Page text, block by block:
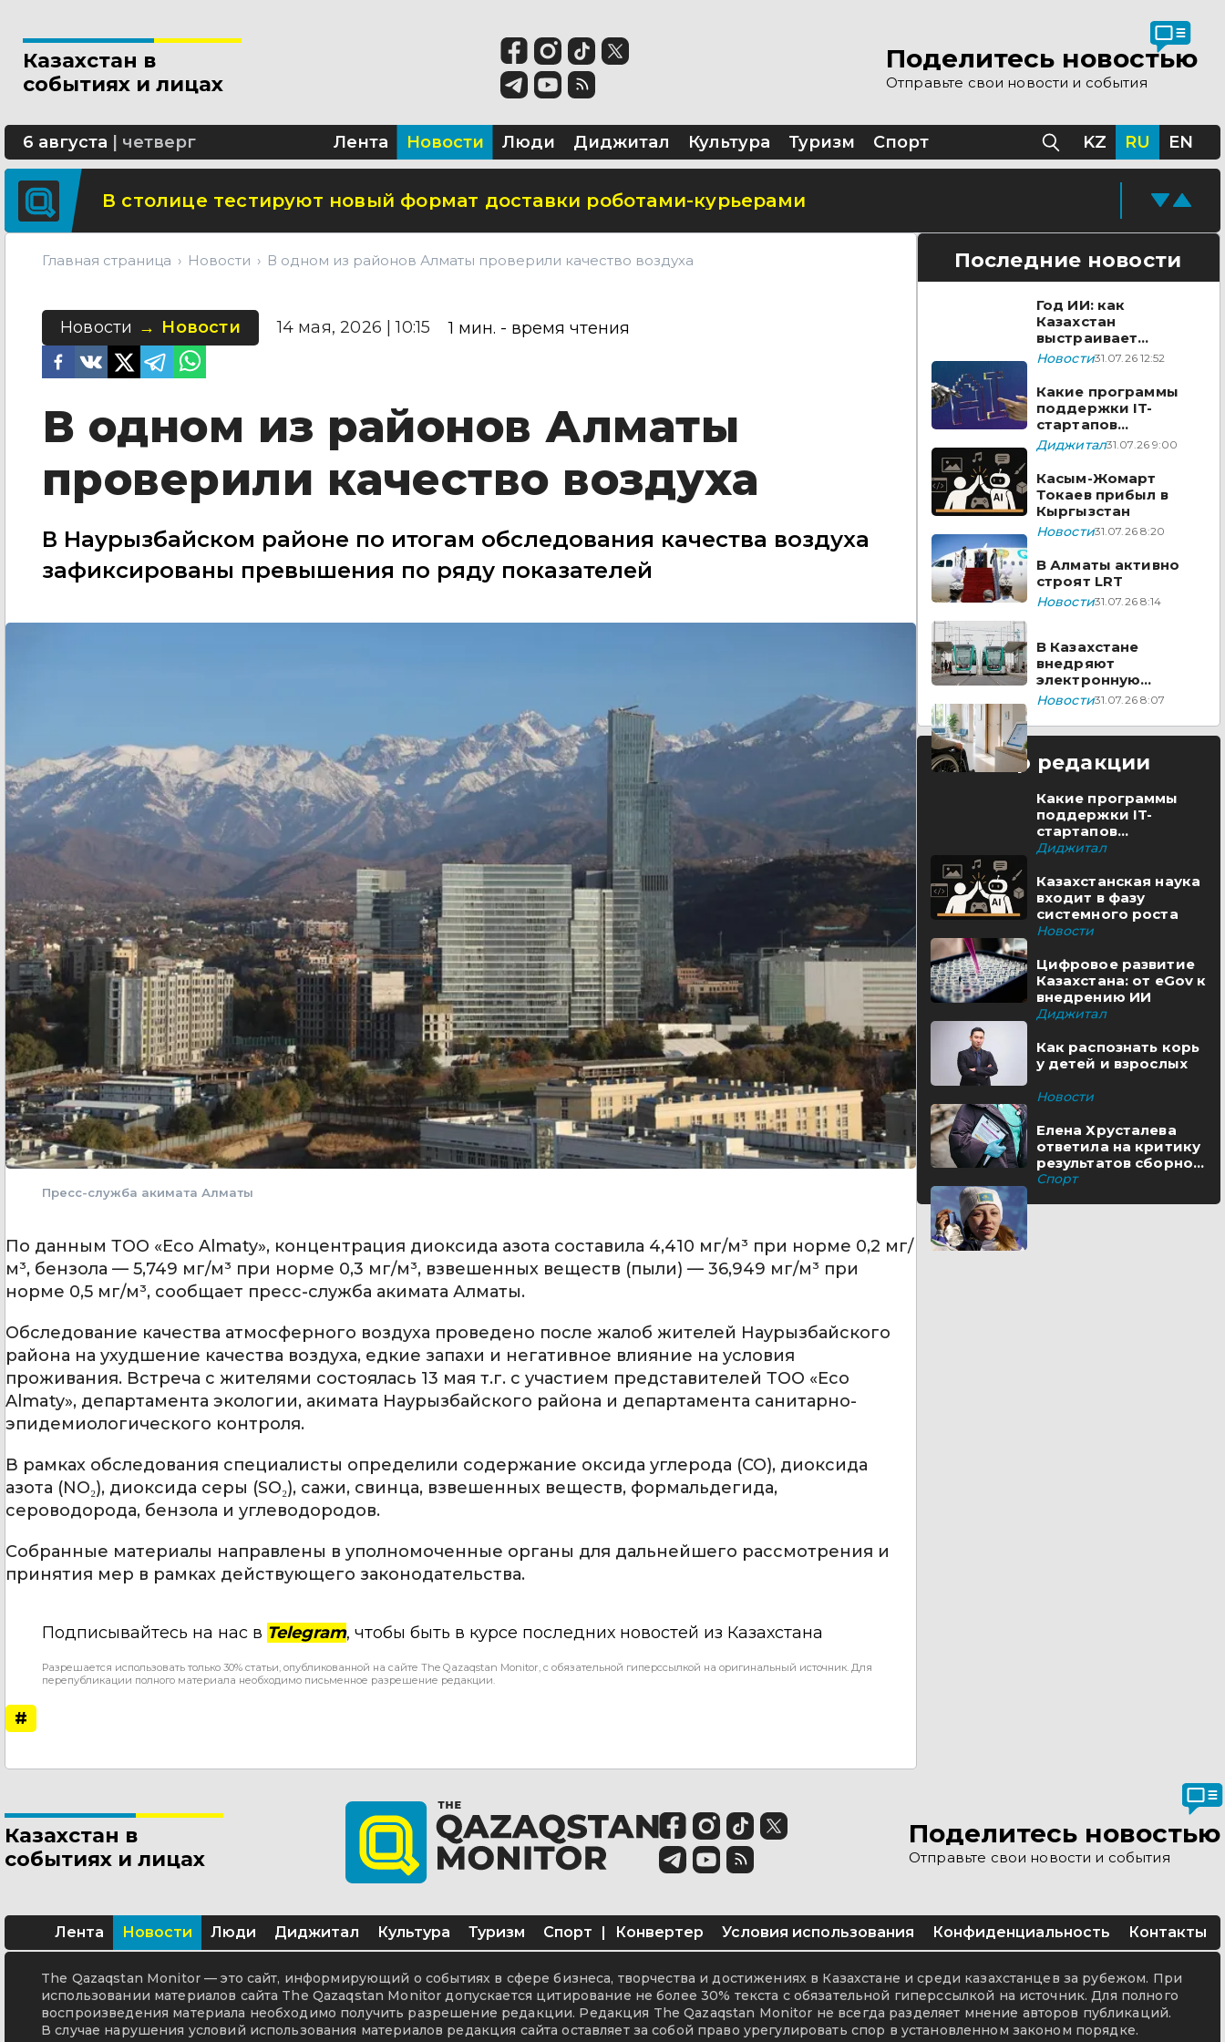
Казахстан в
событиях и лицах
Поделитесь новостью
Отправьте свои новости и события
6 августа четверг Лента Новости Люди Диджитал Культура Туризм Спорт KZ RU EN
В Казахстане внедряют электронную очередь для прохождения медико-социальной
экспертизы
В Алматы активно строят LRT
В столице тестируют новый формат доставки роботами-курьерами
Главная страница Новости В одном из районов Алматы проверили качество воздуха
Новости Новости 14 мая, 2026 | 10:15 1 мин. - время чтения
В одном из районов Алматы
проверили качество воздуха
В Наурызбайском районе по итогам обследования качества воздуха
зафиксированы превышения по ряду показателей
Пресс-служба акимата Алматы
По данным ТОО «Eco Almaty», концентрация диоксида азота составила 4,410 мг/м³ при норме 0,2 мг/
м³, бензола — 5,749 мг/м³ при норме 0,3 мг/м³, взвешенных веществ (пыли) — 36,949 мг/м³ при
норме 0,5 мг/м³, сообщает пресс-служба акимата Алматы.
Обследование качества атмосферного воздуха проведено после жалоб жителей Наурызбайского
района на ухудшение качества воздуха, едкие запахи и негативное влияние на условия
проживания. Встреча с жителями состоялась 13 мая т.г. с участием представителей ТОО «Eco
Almaty», департамента экологии, акимата Наурызбайского района и департамента санитарно-
эпидемиологического контроля.
В рамках обследования специалисты определили содержание оксида углерода (CO), диоксида
азота (NO₂), диоксида серы (SO₂), сажи, свинца, взвешенных веществ, формальдегида,
сероводорода, бензола и углеводородов.
Собранные материалы направлены в уполномоченные органы для дальнейшего рассмотрения и
принятия мер в рамках действующего законодательства.
Подписывайтесь на нас в Telegram, чтобы быть в курсе последних новостей из Казахстана
Разрешается использовать только 30% статьи, опубликованной на сайте The Qazaqstan Monitor, с обязательной гиперссылкой на оригинальный источник. Для
перепубликации полного материала необходимо письменное разрешение редакции.
#
Последние новости
Год ИИ: как
Казахстан
выстраивает
технологический
году
Новости31.07.26 12:52
Какие программы
поддержки IT-
стартапов
реализуются в
Казахстане
Диджитал31.07.26 9:00
Касым-Жомарт
Токаев прибыл в
Кыргызстан
Новости31.07.26 8:20
В Алматы активно
строят LRT
Новости31.07.26 8:14
В Казахстане
внедряют
электронную
очередь для
медико-социальной
Новости31.07.26 8:07
Выбор редакции
Какие программы
поддержки IT-
стартапов
реализуются в
Диджитал
Казахстанская наука
входит в фазу
системного роста
Новости
Цифровое развитие
Казахстана: от eGov к
внедрению ИИ
Диджитал
Как распознать корь
у детей и взрослых
Новости
Елена Хрусталева
ответила на критику
результатов сборной
Казахстана
Спорт
Казахстан в
событиях и лицах
Поделитесь новостью
Отправьте свои новости и события
Лента Новости Люди Диджитал Культура Туризм Спорт | Конвертер Условия использования Конфиденциальность Контакты
The Qazaqstan Monitor — это сайт, информирующий о событиях в сфере бизнеса, творчества и достижениях в Казахстане и среди казахстанцев за рубежом. При
использовании материалов сайта The Qazaqstan Monitor допускается цитирование не более 30% текста с обязательной гиперссылкой на источник. Для полного
воспроизведения материала необходимо получить разрешение редакции. Редакция The Qazaqstan Monitor не всегда разделяет мнение авторов публикаций.
В случае нарушения условий использования материалов редакция сайта оставляет за собой право урегулировать спор в установленном законом порядке.